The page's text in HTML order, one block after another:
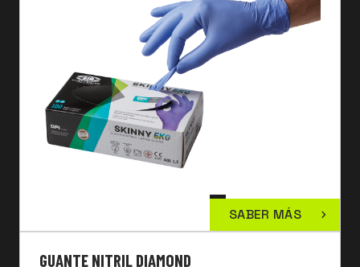
SABER MÁS
GUANTE NITRIL DIAMOND